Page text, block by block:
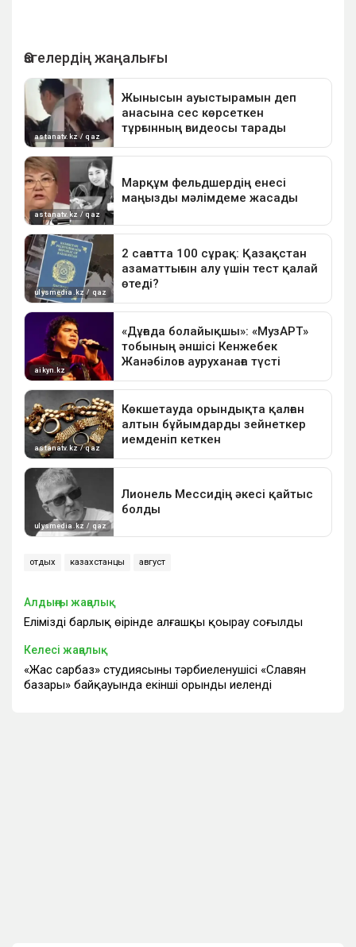
отдых казахстанцы август
Алдыңғы жаңалық
Еліміздің барлық өңірінде алғашқы қоңырау соғылды
Келесі жаңалық
«Жас сарбаз» студиясының тәрбиеленушісі «Славян
базары» байқауында екінші орынды иеленді